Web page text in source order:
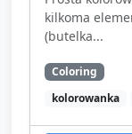
kilkoma
(butelka...
Coloring
kolorowanka